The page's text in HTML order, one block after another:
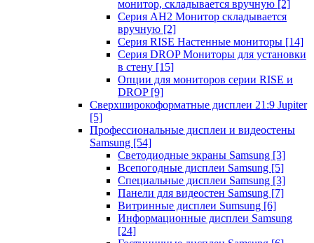
монитор, складывается вручную [2]
Серия AH2 Монитор складывается
вручную [2]
Серия RISE Настенные мониторы [14]
Серия DROP Мониторы для установки
в стену [15]
Опции для мониторов серии RISE и
DROP [9]
Сверхширокоформатные дисплеи 21:9 Jupiter
[5]
Профессиональные дисплеи и видеостены
Samsung [54]
Светодиодные экраны Samsung [3]
Всепогодные дисплеи Samsung [5]
Специальные дисплеи Samsung [3]
Панели для видеостен Samsung [7]
Витринные дисплеи Sumsung [6]
Информационные дисплеи Samsung
[24]